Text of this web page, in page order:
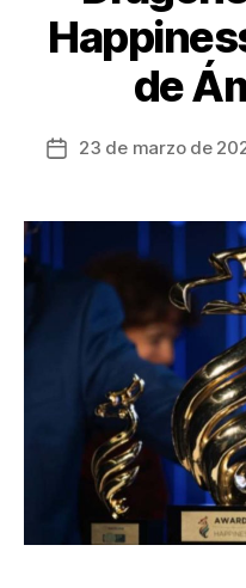
de
Fecha
entrada
23 de marzo de